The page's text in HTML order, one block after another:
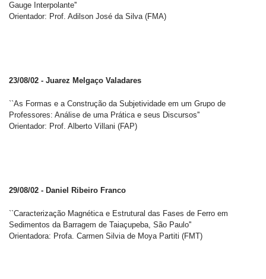
Gauge Interpolante''
Orientador: Prof. Adilson José da Silva (FMA)
23/08/02 - Juarez Melgaço Valadares
``As Formas e a Construção da Subjetividade em um Grupo de
Professores: Análise de uma Prática e seus Discursos''
Orientador: Prof. Alberto Villani (FAP)
29/08/02 - Daniel Ribeiro Franco
``Caracterização Magnética e Estrutural das Fases de Ferro em
Sedimentos da Barragem de Taiaçupeba, São Paulo''
Orientadora: Profa. Carmen Silvia de Moya Partiti (FMT)